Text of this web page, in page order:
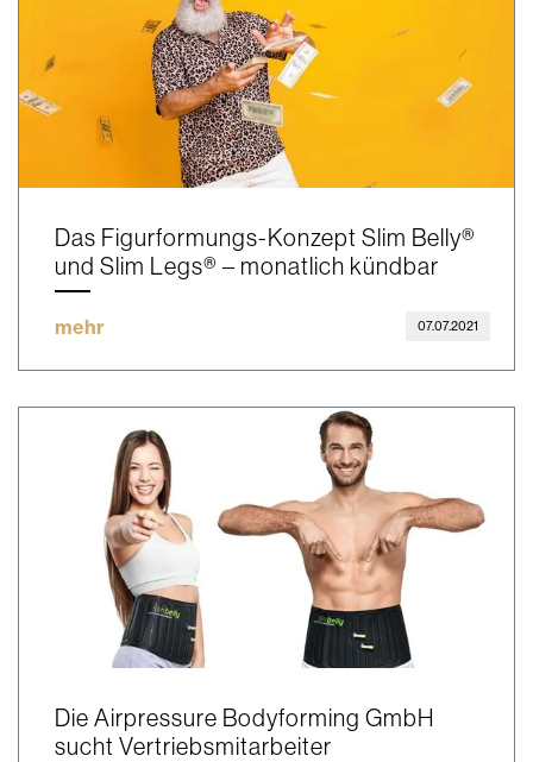
Das Figurformungs-Konzept Slim Belly®
und Slim Legs® – monatlich kündbar
mehr 07.07.2021
Die Airpressure Bodyforming GmbH
sucht Vertriebsmitarbeiter